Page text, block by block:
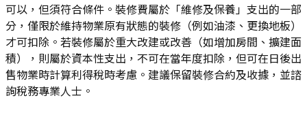
可以，但須符合條件。裝修費屬於「維修及保養」支出的一部
分，僅限於維持物業原有狀態的裝修（例如油漆、更換地板）
才可扣除。若裝修屬於重大改建或改善（如增加房間、擴建面
積），則屬於資本性支出，不可在當年度扣除，但可在日後出
售物業時計算利得稅時考慮。建議保留裝修合約及收據，並諮
詢稅務專業人士。